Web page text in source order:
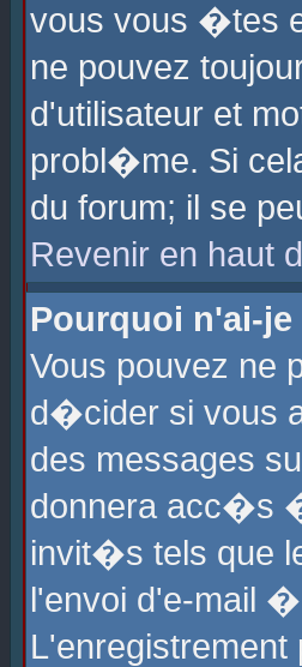
vous vous �tes
ne pouvez
d'utilisateur et
probl�me. Si
du forum; il se
Revenir en haut
Pourquoi n'ai-
Vous pouvez ne
d�cider si vous
des messages
donnera acc�s
invit�s tels que
l'envoi d'e-mail
L'enregistrement